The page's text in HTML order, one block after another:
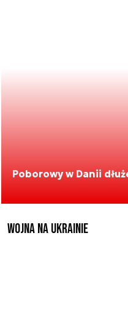
Poborowy w Danii
Wojna na Ukrainie